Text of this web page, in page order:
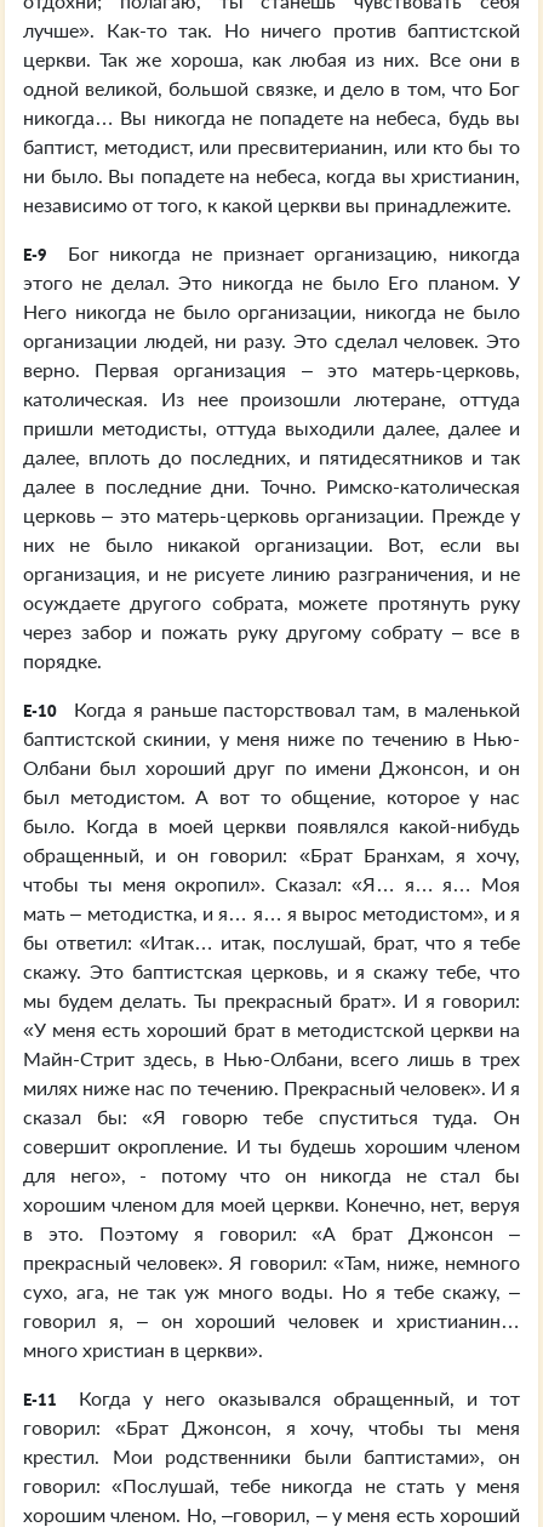
лучше». Как-то так. Но ничего против баптистской
церкви. Так же хороша, как любая из них. Все они в
одной великой, большой связке, и дело в том, что Бог
никогда… Вы никогда не попадете на небеса, будь вы
баптист, методист, или пресвитерианин, или кто бы то
ни было. Вы попадете на небеса, когда вы христианин,
независимо от того, к какой церкви вы принадлежите.
E-9
Бог никогда не признает организацию, никогда
этого не делал. Это никогда не было Его планом. У
Него никогда не было организации, никогда не было
организации людей, ни разу. Это сделал человек. Это
верно. Первая организация – это матерь-церковь,
католическая. Из нее произошли лютеране, оттуда
пришли методисты, оттуда выходили далее, далее и
далее, вплоть до последних, и пятидесятников и так
далее в последние дни. Точно. Римско-католическая
церковь – это матерь-церковь организации. Прежде у
них не было никакой организации. Вот, если вы
организация, и не рисуете линию разграничения, и не
осуждаете другого собрата, можете протянуть руку
через забор и пожать руку другому собрату – все в
порядке.
E-10
Когда я раньше пасторствовал там, в маленькой
баптистской скинии, у меня ниже по течению в Нью-
Олбани был хороший друг по имени Джонсон, и он
был методистом. А вот то общение, которое у нас
было. Когда в моей церкви появлялся какой-нибудь
обращенный, и он говорил: «Брат Бранхам, я хочу,
чтобы ты меня окропил». Сказал: «Я… я… я… Моя
мать – методистка, и я… я… я вырос методистом», и я
бы ответил: «Итак… итак, послушай, брат, что я тебе
скажу. Это баптистская церковь, и я скажу тебе, что
мы будем делать. Ты прекрасный брат». И я говорил:
«У меня есть хороший брат в методистской церкви на
Майн-Стрит здесь, в Нью-Олбани, всего лишь в трех
милях ниже нас по течению. Прекрасный человек». И я
сказал бы: «Я говорю тебе спуститься туда. Он
совершит окропление. И ты будешь хорошим членом
для него», - потому что он никогда не стал бы
хорошим членом для моей церкви. Конечно, нет, веруя
в это. Поэтому я говорил: «А брат Джонсон –
прекрасный человек». Я говорил: «Там, ниже, немного
сухо, ага, не так уж много воды. Но я тебе скажу, –
говорил я, – он хороший человек и христианин…
много христиан в церкви».
E-11
Когда у него оказывался обращенный, и тот
говорил: «Брат Джонсон, я хочу, чтобы ты меня
крестил. Мои родственники были баптистами», он
говорил: «Послушай, тебе никогда не стать у меня
хорошим членом. Но, –говорил, – у меня есть хороший